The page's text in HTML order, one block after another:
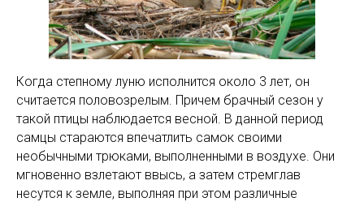
Когда степному луню исполнится около 3 лет, он
считается половозрелым. Причем брачный сезон у
такой птицы наблюдается весной. В данной период
самцы стараются впечатлить самок своими
необычными трюками, выполненными в воздухе. Они
мгновенно взлетают ввысь, а затем стремглав
несутся к земле, выполняя при этом различные